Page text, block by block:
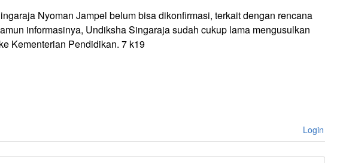
Nyoman Jampel belum bisa dikonfirmasi, terkait dengan rencana
informasinya, Undiksha Singaraja sudah cukup lama mengusulkan
Kementerian Pendidikan. 7 k19
Login